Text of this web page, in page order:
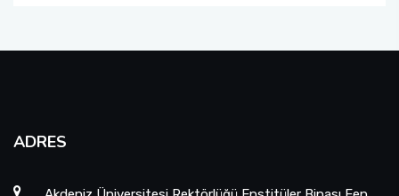
ADRES